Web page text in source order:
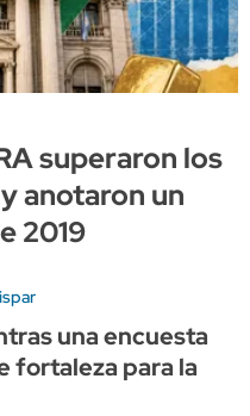
superaron los
anotaron un
2019
una encuesta
fortaleza para la